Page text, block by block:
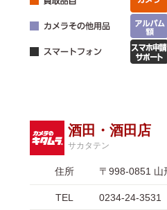
酒田・酒田店
サカタテン
住所 〒998-0851 山
TEL 0234-24-3531